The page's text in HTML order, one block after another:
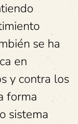
se ha
en
y contra los
forma
sistema